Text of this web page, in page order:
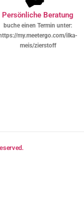
Persönliche Beratung
buche einen Termin unter:
my.meetergo.com/ilka-
meis/zierstoff